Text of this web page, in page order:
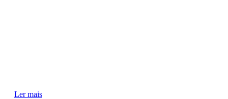
Ler mais